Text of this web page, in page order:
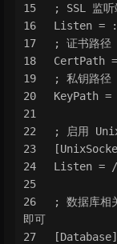
; SSL 监听
Listen =
; 证书路径
CertPath
; 私钥路径
KeyPath
; 启用
Listen = /
; 数据库相
即可
[Database]